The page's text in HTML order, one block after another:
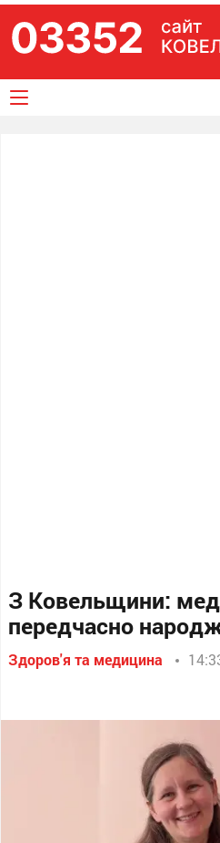
З Ковельщини:
передчасно
Здоров'я та медицина